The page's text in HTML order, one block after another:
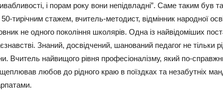
і порам року вони непідвладні”. Саме таким був
тирічним стажем, вчитель-методист, відмінник народної
не одного покоління школярів. Одна із найвідоміших
Знаний, досвідчений, шанований педагог не тільки
Вчитель найвищого рівня професіоналізму, який по-
любов до рідного краю в поїздках та незабутніх